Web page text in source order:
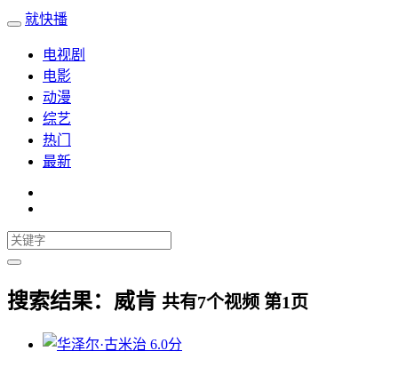
就快播
电视剧
电影
动漫
综艺
热门
最新
搜索结果： 威肯 共有7个视频 第1 页
6.0分